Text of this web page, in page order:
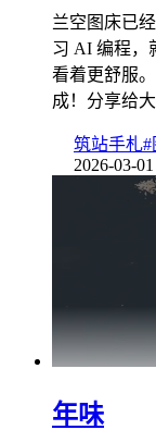
兰空图床已
习 AI 编程，
看着更舒服
成！分享给
筑站手札#
2026-03-01
年味